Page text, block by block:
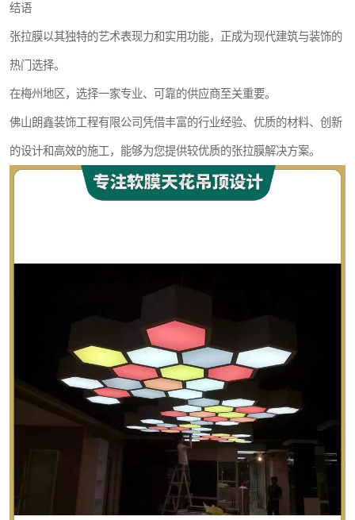
结语
张拉膜以其独特的艺术表现力和实用功能，正成为现代建筑与装饰的
热门选择。
在梅州地区，选择一家专业、可靠的供应商至关重要。
佛山朗鑫装饰工程有限公司凭借丰富的行业经验、优质的材料、创新
的设计和高效的施工，能够为您提供较优质的张拉膜解决方案。